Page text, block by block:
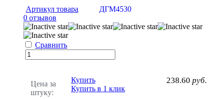
Артикул товара
ДГМ4530
0 отзывов
Сравнить
Цена за
штуку:
238.60 руб.
Купить
Купить в 1 клик